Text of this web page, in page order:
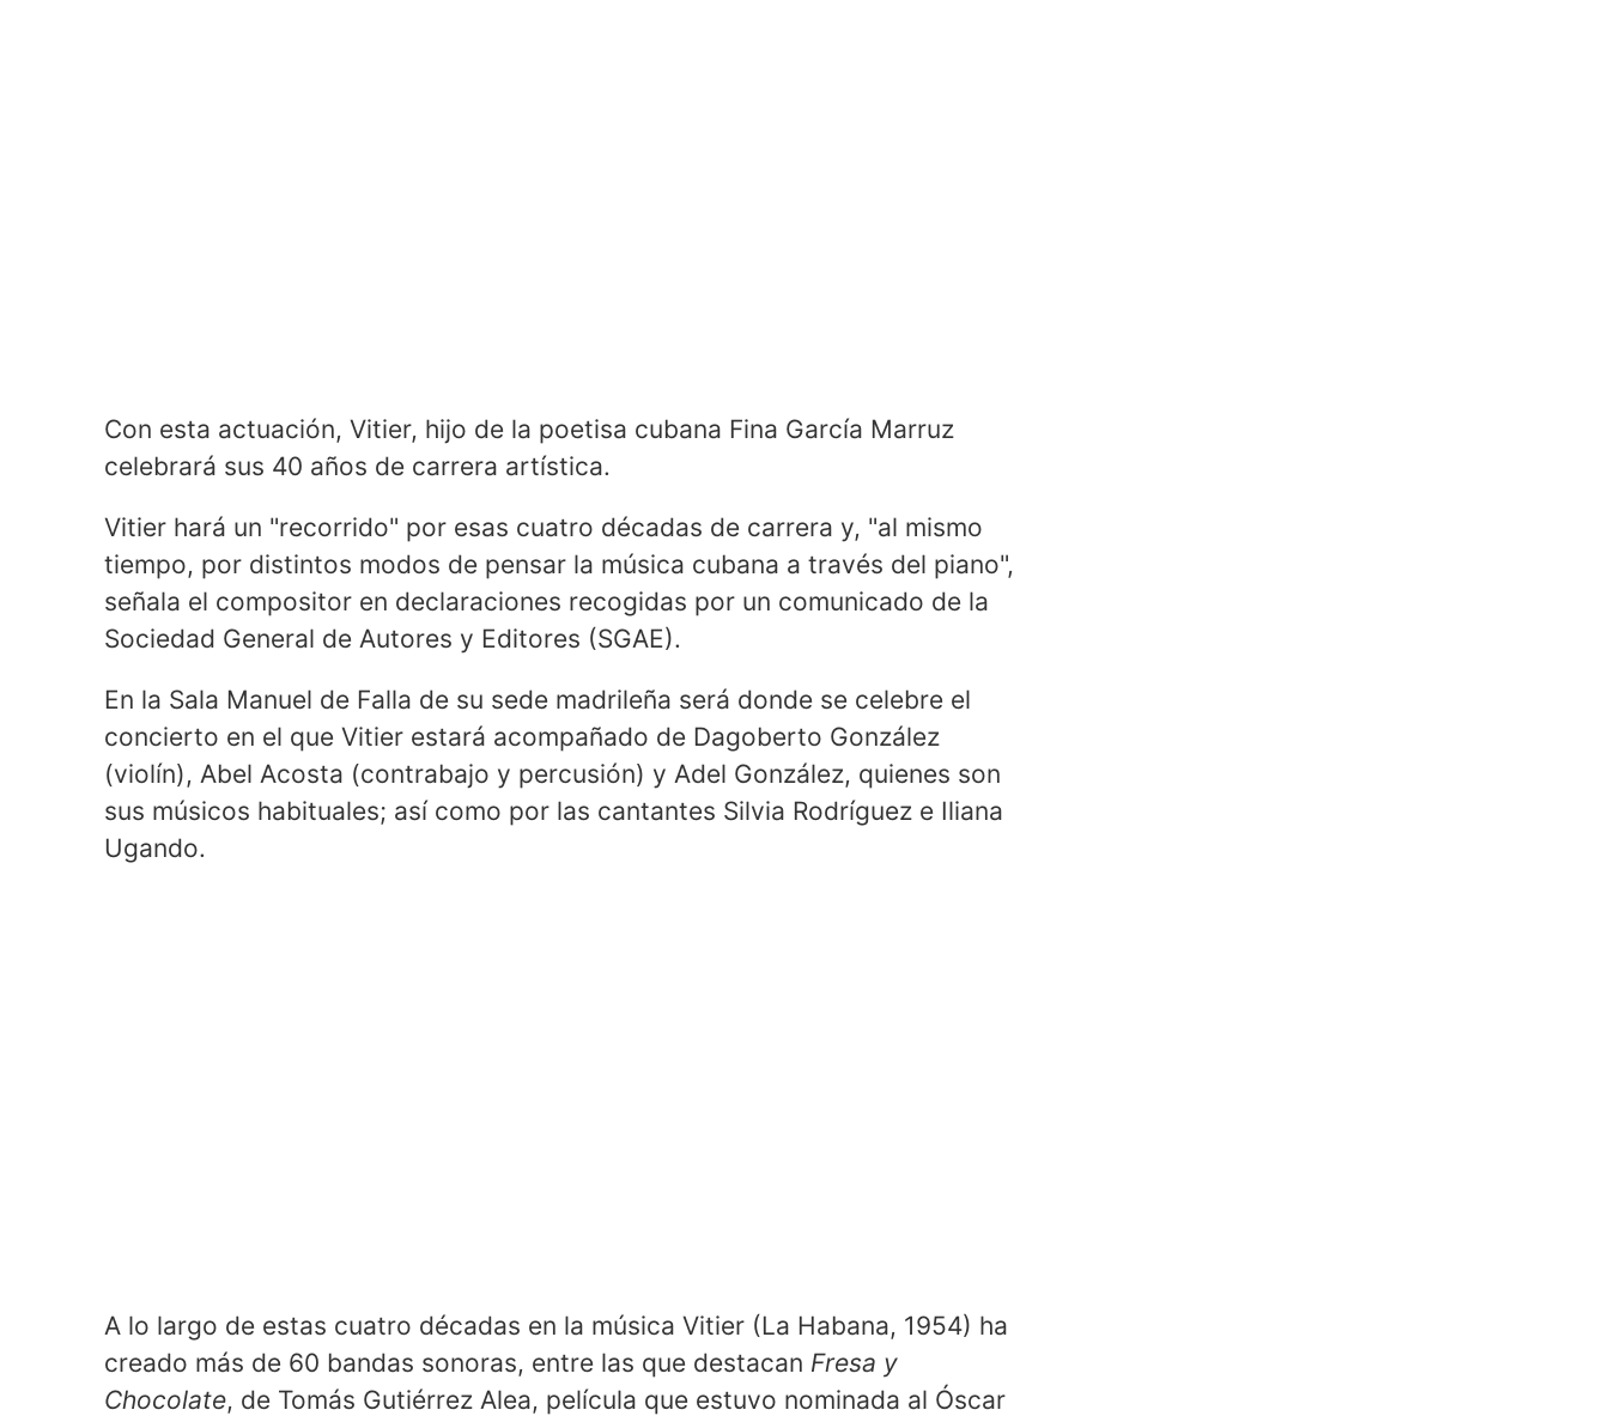
Con esta actuación, Vitier, hijo de la poetisa cubana Fina García Marruz
celebrará sus 40 años de carrera artística.
Vitier hará un "recorrido" por esas cuatro décadas de carrera y, "al mismo
tiempo, por distintos modos de pensar la música cubana a través del piano",
señala el compositor en declaraciones recogidas por un comunicado de la
Sociedad General de Autores y Editores (SGAE).
En la Sala Manuel de Falla de su sede madrileña será donde se celebre el
concierto en el que Vitier estará acompañado de Dagoberto González
(violín), Abel Acosta (contrabajo y percusión) y Adel González, quienes son
sus músicos habituales; así como por las cantantes Silvia Rodríguez e Iliana
Ugando.
A lo largo de estas cuatro décadas en la música Vitier (La Habana, 1954) ha
creado más de 60 bandas sonoras, entre las que destacan Fresa y
Chocolate, de Tomás Gutiérrez Alea, película que estuvo nominada al Óscar